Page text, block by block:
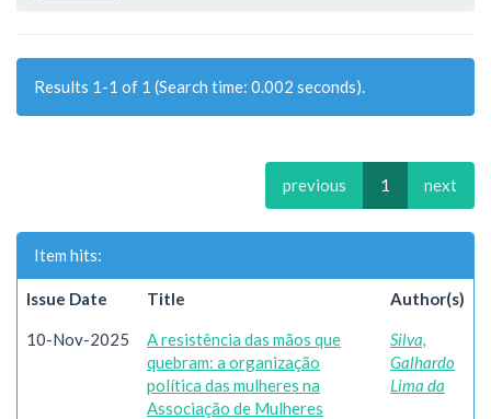
Results 1-1 of 1 (Search time: 0.002 seconds).
previous 1 next
Item hits:
Issue Date Title Author(s)
10-Nov-2025
A resistência das mãos que
quebram: a organização
política das mulheres na
Associação de Mulheres
Silva,
Galhardo
Lima da